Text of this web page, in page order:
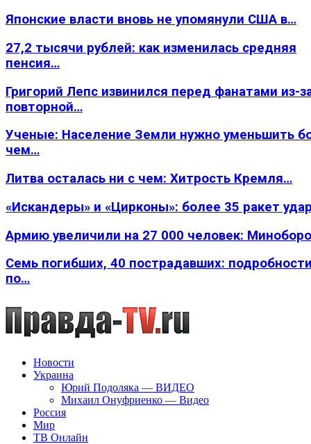
Японские власти вновь не упомянули США в…
27,2 тысячи рублей: как изменилась средняя
пенсия…
Григорий Лепс извинился перед фанатами из-
повторной…
Ученые: Население Земли нужно уменьшить
чем…
Литва осталась ни с чем: Хитрость Кремля…
«Искандеры» и «Цирконы»: более 35 ракет
Армию увеличили на 27 000 человек:
Семь погибших, 40 пострадавших:
по…
Новости
Украина
Юрий Подоляка — ВИДЕО
Михаил Онуфриенко — Видео
Россия
Мир
ТВ Онлайн